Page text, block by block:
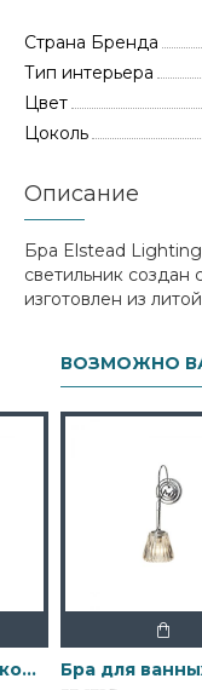
Страна Бренда
Тип интерьера
Цвет
Цоколь
Описание
Бра Elstead
светильник создан
изготовлен из
ВОЗМОЖНО
Бра для ванных комнат BATH-DEMELZA-BB Elstead, арт. BATH-DEMELZA-BB